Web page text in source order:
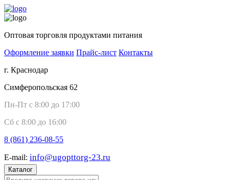
Оптовая торговля продуктами питания
Оформление заявки Прайс-лист Контакты
г. Краснодар
Симферопольская 62
Пн-Пт с 8:00 до 17:00
Сб с 8:00 до 16:00
8 (861) 236-08-55
E-mail: info@ugopttorg-23.ru
Каталог